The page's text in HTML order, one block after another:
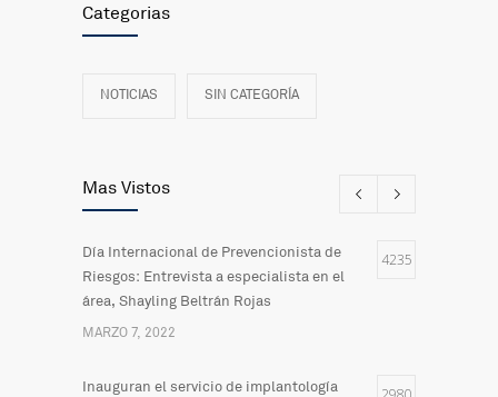
Categorias
NOTICIAS SIN CATEGORÍA
Mas Vistos
Día Internacional de Prevencionista de
Riesgos: Entrevista a especialista en el
área, Shayling Beltrán Rojas
4235
MARZO 7, 2022
Inauguran el servicio de implantología